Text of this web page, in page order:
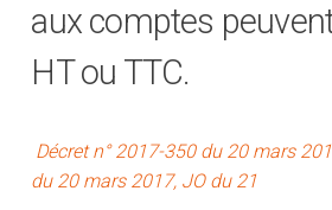
aux comptes
HT ou TTC.
Décret n° 2017-350 du 20 mars
du 20 mars 2017, JO du 21